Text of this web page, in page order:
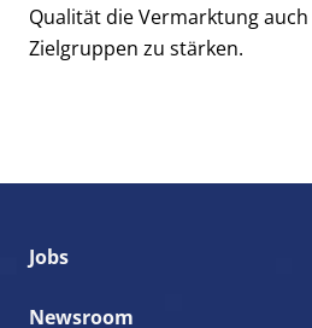
Qualität die Vermarktung
Zielgruppen zu stärken.
Jobs
Newsroom